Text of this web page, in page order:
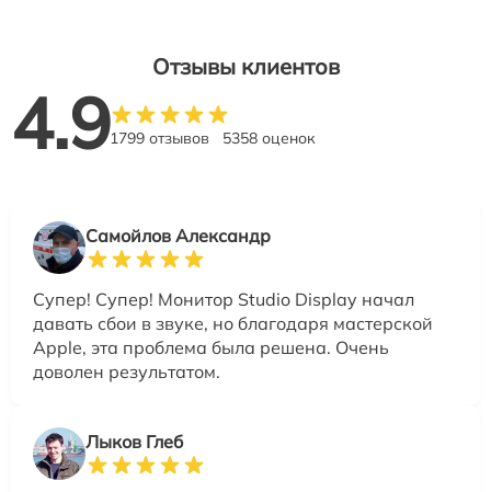
Отзывы клиентов
4.91799 отзывов 5358 оценок
Самойлов Александр
Супер! Супер! Монитор Studio Display начал
давать сбои в звуке, но благодаря мастерской
Apple, эта проблема была решена. Очень
доволен результатом.
Лыков Глеб